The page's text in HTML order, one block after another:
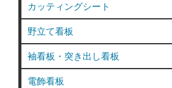
カッティングシート
野立て看板
袖看板・突き出し看板
電飾看板